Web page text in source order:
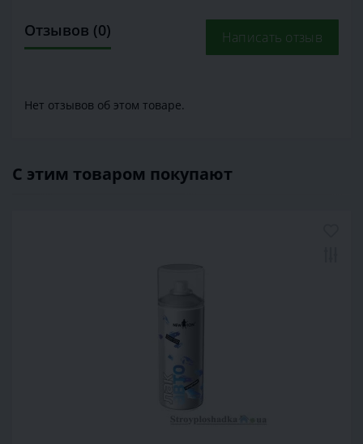
Отзывов (0) Написать отзыв
Нет отзывов об этом товаре.
С этим товаром покупают